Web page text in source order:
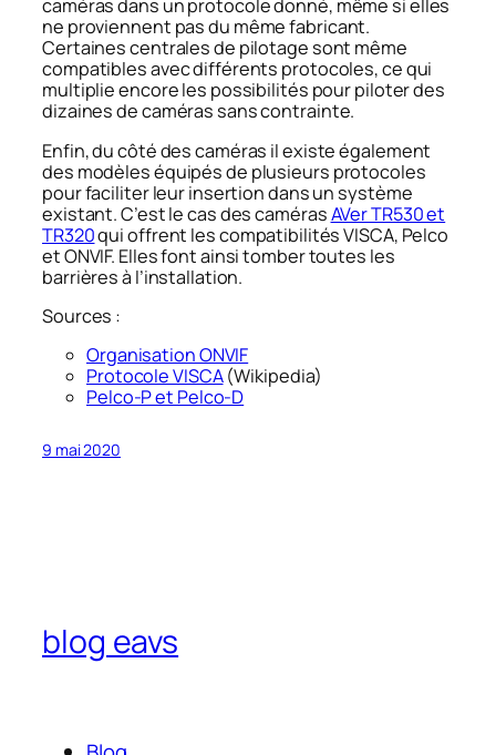
caméras dans un protocole donné, même si elles
ne proviennent pas du même fabricant.
Certaines centrales de pilotage sont même
compatibles avec différents protocoles, ce qui
multiplie encore les possibilités pour piloter des
dizaines de caméras sans contrainte.
Enfin, du côté des caméras il existe également
des modèles équipés de plusieurs protocoles
pour faciliter leur insertion dans un système
existant. C’est le cas des camérasAVer TR530 et
TR320qui offrent les compatibilités VISCA, Pelco
et ONVIF. Elles font ainsi tomber toutes les
barrières à l’installation.
Sources :
Organisation ONVIF
Protocole VISCA(Wikipedia)
Pelco-P et Pelco-D
9 mai 2020
blog eavs